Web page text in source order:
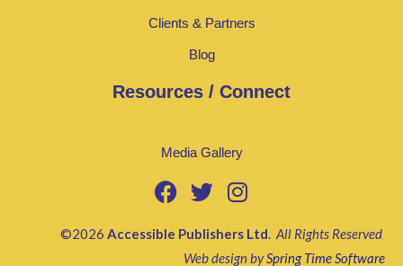
Clients & Partners
Blog
Resources / Connect
Media Gallery
©2026 Accessible Publishers Ltd All Rights Reserved
Web design bySpring Time Software